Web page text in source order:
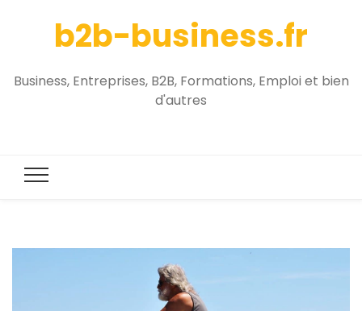
b2b-business.fr
Business, Entreprises, B2B, Formations, Emploi et bien
d'autres